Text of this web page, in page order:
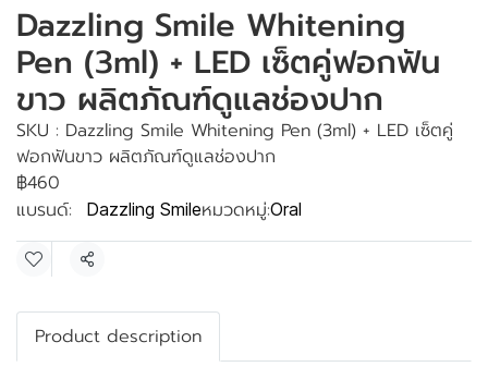
Dazzling Smile Whitening
Pen (3ml) + LED เซ็ตคู่ฟอกฟัน
ขาว ผลิตภัณฑ์ดูแลช่องปาก
SKU : Dazzling Smile Whitening Pen (3ml) + LED เซ็ตคู่
ฟอกฟันขาว ผลิตภัณฑ์ดูแลช่องปาก
฿460
แบรนด์:
Dazzling Smileหมวดหมู่:Oral
แชร์
Product description